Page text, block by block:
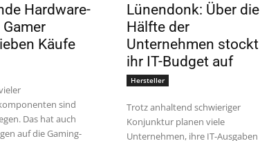
Hardware-
Käufe
sind
Das hat auch
auf die Gaming-
Lünendonk: Über die
Hälfte der
Unternehmen stockt
ihr IT-Budget auf
Hersteller
Trotz anhaltend schwieriger
Konjunktur planen viele
Unternehmen, ihre IT-Ausgaben